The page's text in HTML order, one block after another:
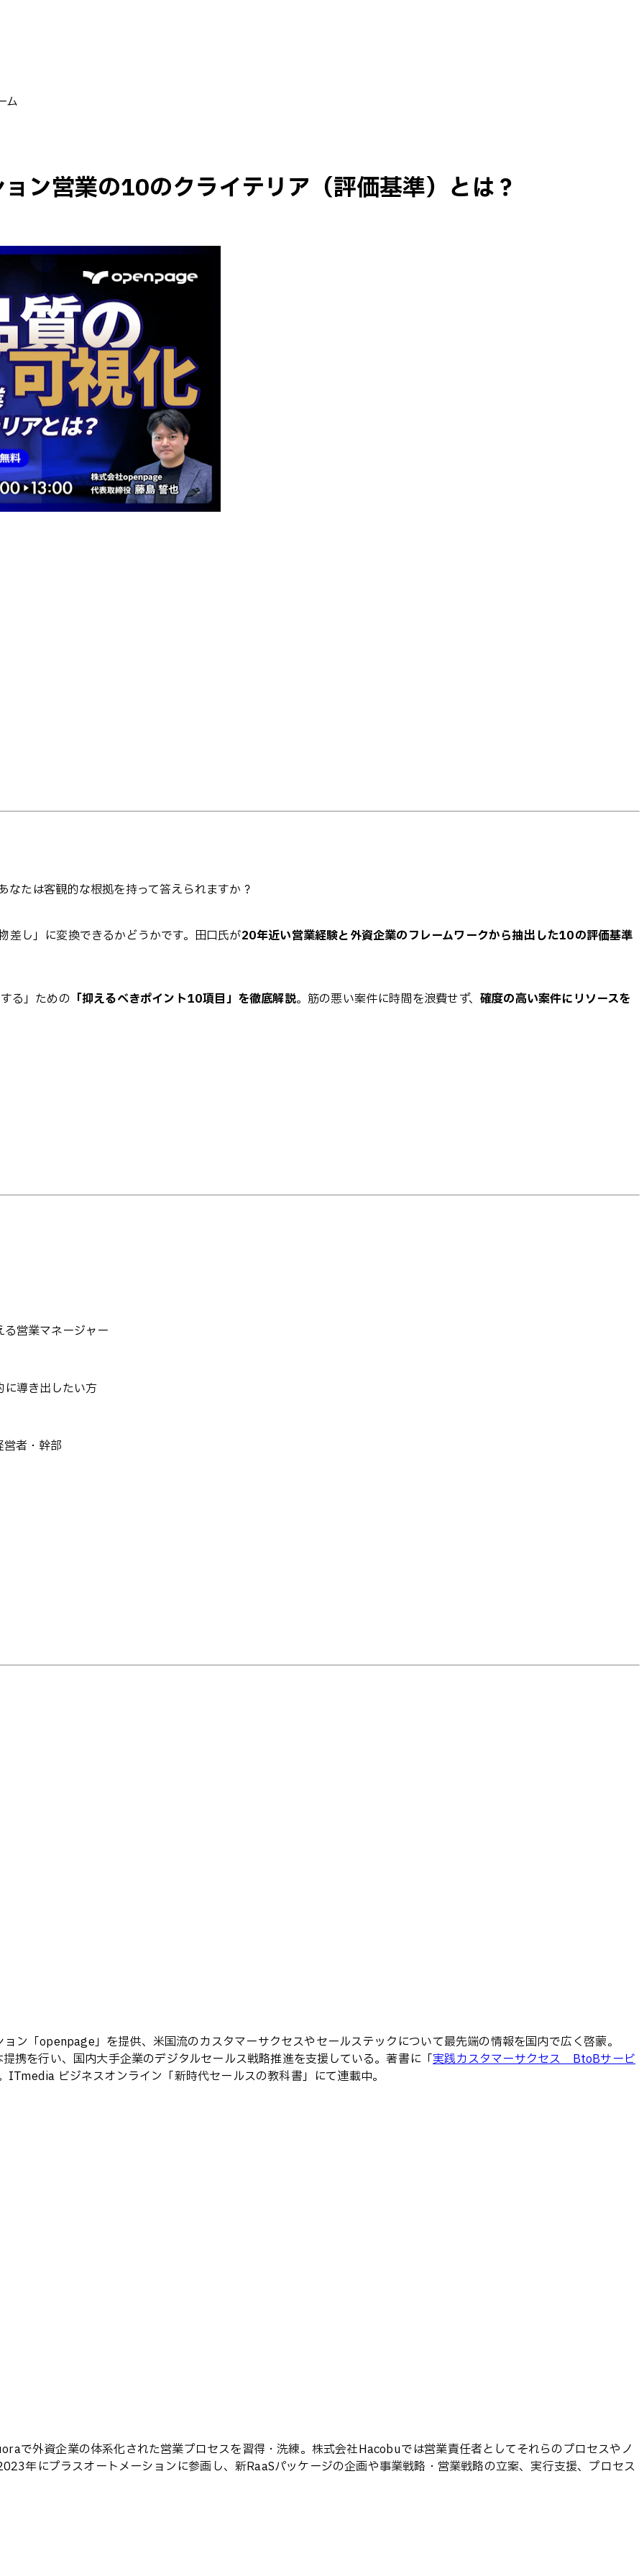
ム
ン営業の10のクライテリア（評価基準）とは？
たは客観的な根拠を持って答えられますか？
差し」に変換できるかどうかです。田口氏が20年近い営業経験と外資企業のフレームワークから抽出した10の評価基準
る」ための 「抑えるべきポイント10項目」を徹底解説。筋の悪い案件に時間を浪費せず、確度の高い案件にリソースを
営業マネージャー
に導き出したい方
者・幹部
ン「openpage」を提供、米国流のカスタマーサクセスやセールステックについて最先端の情報を国内で広く啓蒙。
携を行い、国内大手企業のデジタルセールス戦略推進を支援している。著書に「実践カスタマーサクセス BtoBサービ
ビジネスオンライン「新時代セールスの教科書」にて連載中。
で外資企業の体系化された営業プロセスを習得・洗練。株式会社Hacobuでは営業責任者としてそれらのプロセスやノ
年にプラスオートメーションに参画し、新RaaSパッケージの企画や事業戦略・営業戦略の立案、実行支援、プロセス